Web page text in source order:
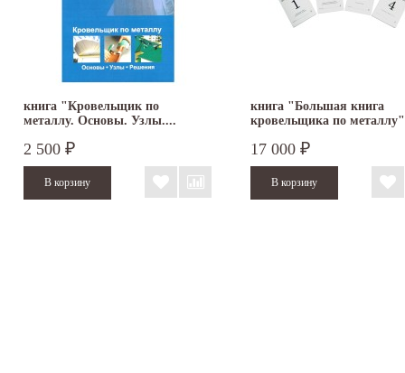
книга "Кровельщик по
металлу. Основы. Узлы....
2 500 ₽
книга "Большая книга
кровельщика по металлу"
17 000 ₽